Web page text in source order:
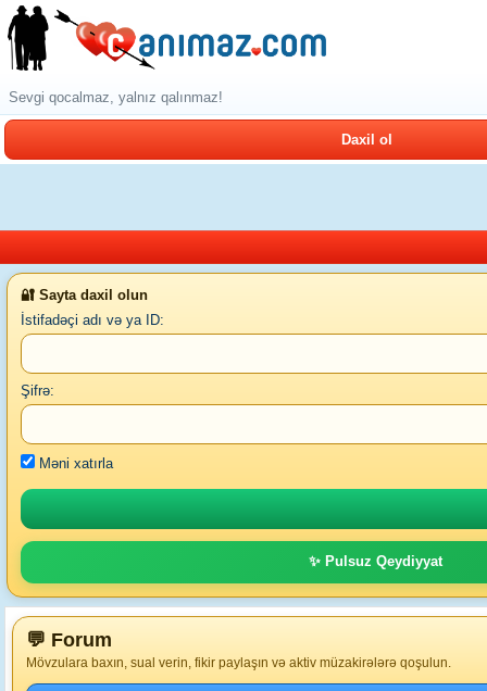
Sevgi qocalmaz, yalnız qalınmaz!
Daxil ol
🔐 Sayta daxil olun
İstifadəçi adı və ya ID:
Şifrə:
Məni xatırla
✨ Pulsuz Qeydiyyat
💬 Forum
Mövzulara baxın, sual verin, fikir paylaşın və aktiv müzakirələrə qoşulun.